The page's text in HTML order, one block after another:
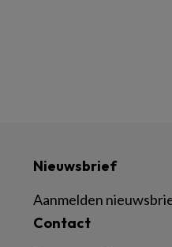
Nieuwsbrief
Aanmelden
Contact